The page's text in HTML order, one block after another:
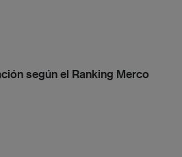
según el Ranking Merco